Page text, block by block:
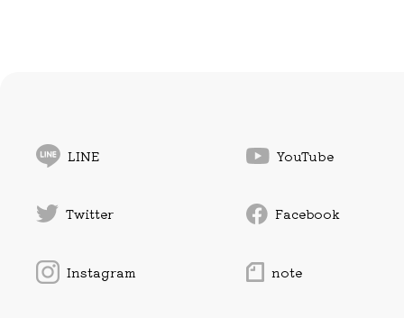
LINE YouTube
Twitter Facebook
Instagram note